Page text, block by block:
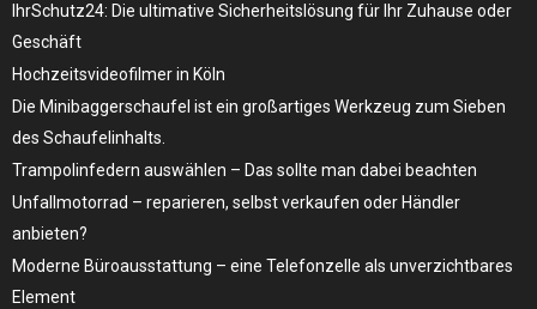
IhrSchutz24: Die ultimative Sicherheitslösung für Ihr Zuhause oder
Geschäft
Hochzeitsvideofilmer in Köln
Die Minibaggerschaufel ist ein großartiges Werkzeug zum Sieben
des Schaufelinhalts.
Trampolinfedern auswählen – Das sollte man dabei beachten
Unfallmotorrad – reparieren, selbst verkaufen oder Händler
anbieten?
Moderne Büroausstattung – eine Telefonzelle als unverzichtbares
Element